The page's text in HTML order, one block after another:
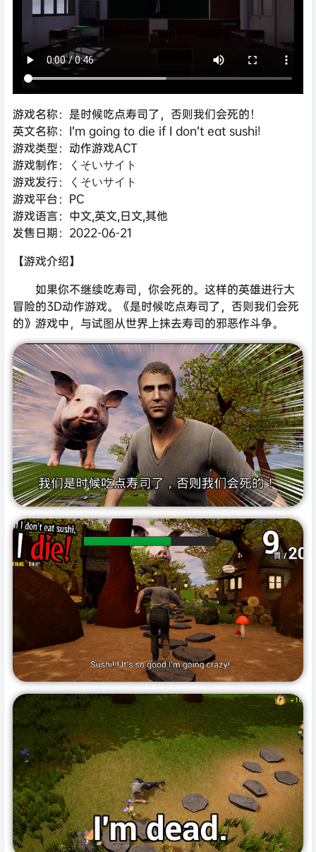
游戏名称：是时候吃点寿司了，否则我们会死的！
英文名称：I’m going to die if I don’t eat sushi!
游戏类型：动作游戏ACT
游戏制作：くそいサイト
游戏发行：くそいサイト
游戏平台：PC
游戏语言：中文,英文,日文,其他
发售日期：2022-06-21
【游戏介绍】
如果你不继续吃寿司，你会死的。这样的英雄进行大
冒险的3D动作游戏。《是时候吃点寿司了，否则我们会死
的》游戏中，与试图从世界上抹去寿司的邪恶作斗争。